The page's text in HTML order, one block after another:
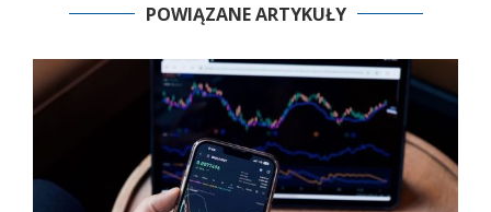
POWIĄZANE ARTYKUŁY